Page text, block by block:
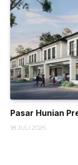
Pasar Hunian
18 JULI 2026